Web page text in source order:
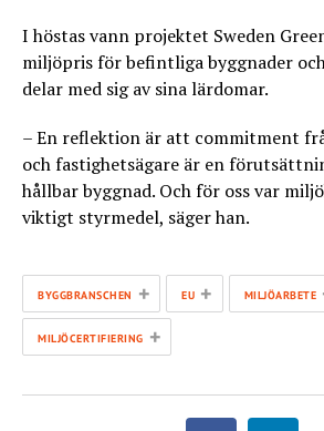
I höstas vann projektet Sweden
miljöpris för befintliga byggnader
delar med sig av sina lärdomar.
– En reflektion är att commitment
och fastighetsägare är en
hållbar byggnad. Och för oss var
viktigt styrmedel, säger han.
BYGGBRANSCHEN + EU + MILJÖARBETE
MILJÖCERTIFIERING +